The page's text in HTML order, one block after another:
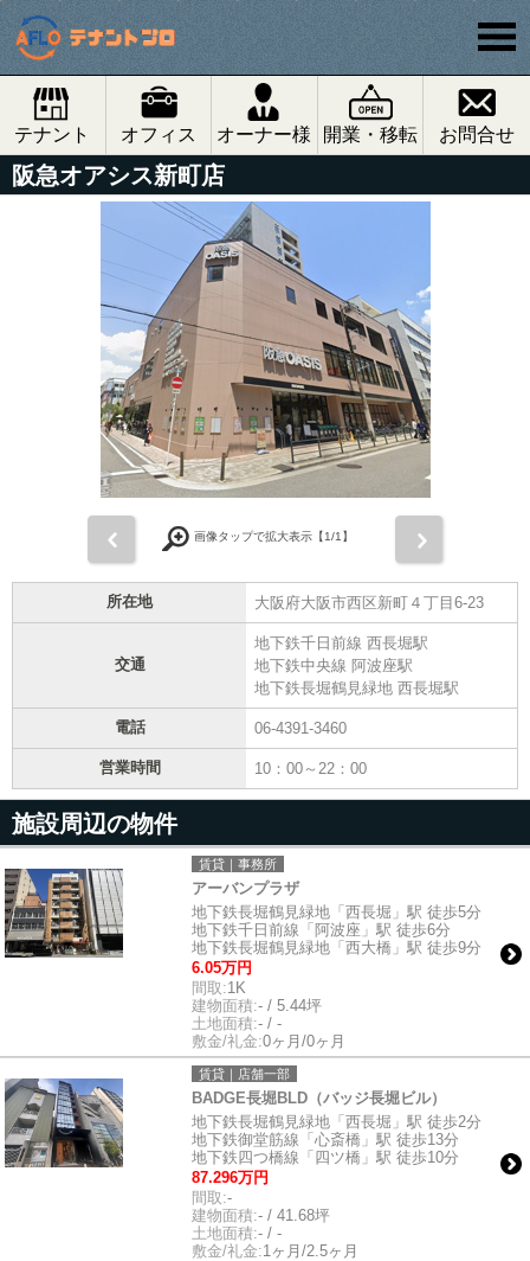
テナント オフィス オーナー様 開業・移転 お問合せ
阪急オアシス新町店
画像タップで拡大表示【1/1】
所在地 大阪府大阪市西区新町４丁目6-23
交通
地下鉄千日前線 西長堀駅
地下鉄中央線 阿波座駅
地下鉄長堀鶴見緑地 西長堀駅
電話 06-4391-3460
営業時間 10：00～22：00
施設周辺の物件
賃貸｜事務所
アーバンプラザ
地下鉄長堀鶴見緑地「西長堀」駅 徒歩5分
地下鉄千日前線「阿波座」駅 徒歩6分
地下鉄長堀鶴見緑地「西大橋」駅 徒歩9分
6.05万円
間取:1K
建物面積:- / 5.44坪
土地面積:- / -
敷金/礼金:0ヶ月/0ヶ月
賃貸｜店舗一部
BADGE長堀BLD（バッジ長堀ビル）
地下鉄長堀鶴見緑地「西長堀」駅 徒歩2分
地下鉄御堂筋線「心斎橋」駅 徒歩13分
地下鉄四つ橋線「四ツ橋」駅 徒歩10分
87.296万円
間取:-
建物面積:- / 41.68坪
土地面積:- / -
敷金/礼金:1ヶ月/2.5ヶ月